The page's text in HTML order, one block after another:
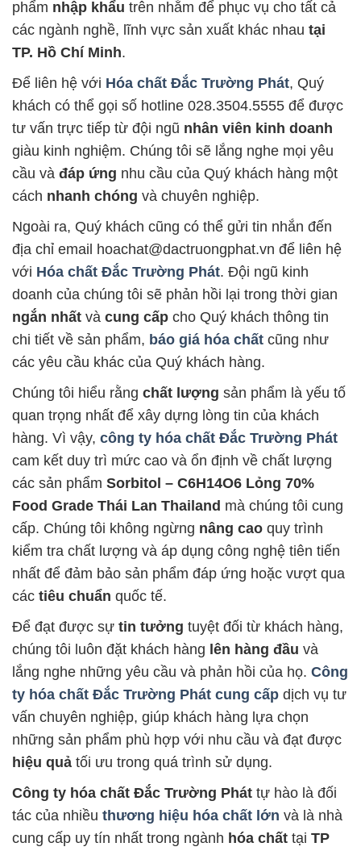
phẩm nhập khẩu trên nhằm để phục vụ cho tất cả
các ngành nghề, lĩnh vực sản xuất khác nhau tại
TP. Hồ Chí Minh.
Để liên hệ với Hóa chất Đắc Trường Phát, Quý
khách có thể gọi số hotline 028.3504.5555 để được
tư vấn trực tiếp từ đội ngũ nhân viên kinh doanh
giàu kinh nghiệm. Chúng tôi sẽ lắng nghe mọi yêu
cầu và đáp ứng nhu cầu của Quý khách hàng một
cách nhanh chóng và chuyên nghiệp.
Ngoài ra, Quý khách cũng có thể gửi tin nhắn đến
địa chỉ email hoachat@dactruongphat.vn để liên hệ
với Hóa chất Đắc Trường Phát. Đội ngũ kinh
doanh của chúng tôi sẽ phản hồi lại trong thời gian
ngắn nhất và cung cấp cho Quý khách thông tin
chi tiết về sản phẩm, báo giá hóa chất cũng như
các yêu cầu khác của Quý khách hàng.
Chúng tôi hiểu rằng chất lượng sản phẩm là yếu tố
quan trọng nhất để xây dựng lòng tin của khách
hàng. Vì vậy, công ty hóa chất Đắc Trường Phát
cam kết duy trì mức cao và ổn định về chất lượng
các sản phẩm Sorbitol – C6H14O6 Lỏng 70%
Food Grade Thái Lan Thailand mà chúng tôi cung
cấp. Chúng tôi không ngừng nâng cao quy trình
kiểm tra chất lượng và áp dụng công nghệ tiên tiến
nhất để đảm bảo sản phẩm đáp ứng hoặc vượt qua
các tiêu chuẩn quốc tế.
Để đạt được sự tin tưởng tuyệt đối từ khách hàng,
chúng tôi luôn đặt khách hàng lên hàng đầu và
lắng nghe những yêu cầu và phản hồi của họ. Công
ty hóa chất Đắc Trường Phát cung cấp dịch vụ tư
vấn chuyên nghiệp, giúp khách hàng lựa chọn
những sản phẩm phù hợp với nhu cầu và đạt được
hiệu quả tối ưu trong quá trình sử dụng.
Công ty hóa chất Đắc Trường Phát tự hào là đối
tác của nhiều thương hiệu hóa chất lớn và là nhà
cung cấp uy tín nhất trong ngành hóa chất tại TP